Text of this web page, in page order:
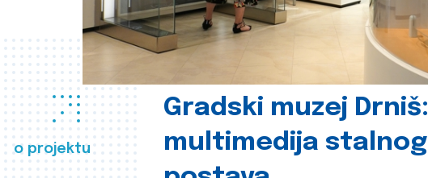
o projektu
Gradski muzej Drniš:
multimedija stalnog